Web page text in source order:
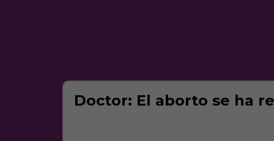
Doctor: El aborto se ha